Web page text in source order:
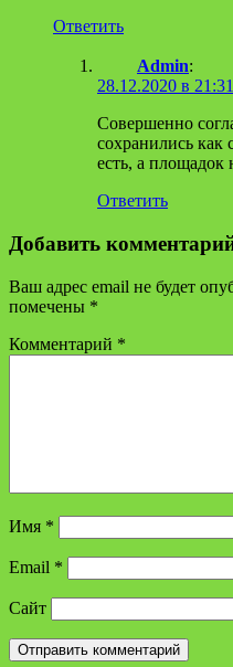
Ответить
Admin:
28.12.2020 в 21:31
Совершенно
сохранились как
есть, а площадок
Ответить
Добавить
Ваш адрес email не будет
помечены *
Комментарий *
Имя *
Email *
Сайт